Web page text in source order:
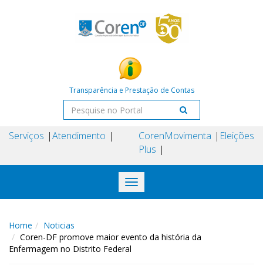
Transparência e Prestação de Contas
Serviços Atendimento
Coren
Plus
Movimenta Eleições
Toggle
navigation
Home
Noticias
Coren-DF promove maior evento da história da
Enfermagem no Distrito Federal